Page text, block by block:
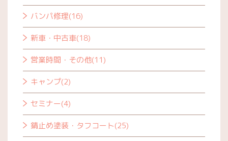
バンパ修理(16)
新車・中古車(18)
営業時間・その他(11)
キャンプ(2)
セミナー(4)
錆止め塗装・タフコート(25)